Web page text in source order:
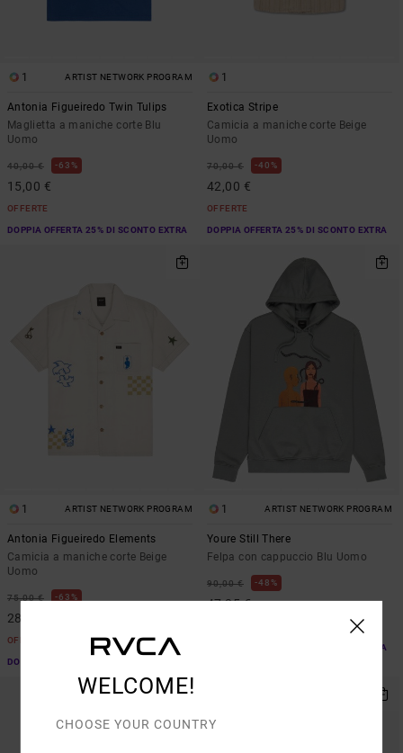
1 ARTIST NETWORK PROGRAM
Antonia Figueiredo Twin Tulips
Maglietta a maniche corte Blu
Uomo
40,00 € 63%
15,00 €
OFFERTE
DOPPIA OFFERTA 25% DI SCONTO EXTRA
1
Exotica Stripe
Camicia a maniche corte Beige
Uomo
70,00 € 40%
42,00 €
OFFERTE
DOPPIA OFFERTA 25% DI SCONTO EXTRA
1 ARTIST NETWORK PROGRAM
Antonia Figueiredo Elements
Camicia a maniche corte Beige
Uomo
75,00 € 63%
28,12 €
OFFERTE
DOPPIA OFFERTA 25% DI SCONTO EXTRA
1 ARTIST NETWORK PROGRAM
Youre Still There
Felpa con cappuccio Blu Uomo
90,00 € 48%
47,25 €
DOPPIA OFFERTA 25% DI SCONTO EXTRA
WELCOME!
CHOOSE YOUR COUNTRY